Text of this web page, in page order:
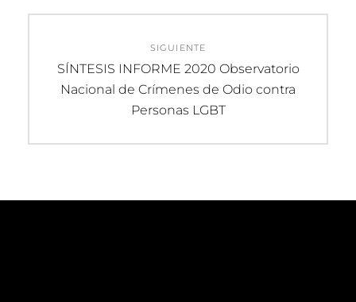
SIGUIENTE
Entrada
siguiente:
SÍNTESIS INFORME 2020 Observatorio
Nacional de Crímenes de Odio contra
Personas LGBT